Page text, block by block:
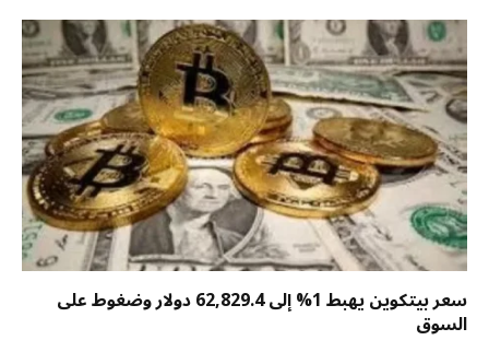
سعر بيتكوين يهبط 1% إلى 62,829.4 دولار وضغوط على
السوق